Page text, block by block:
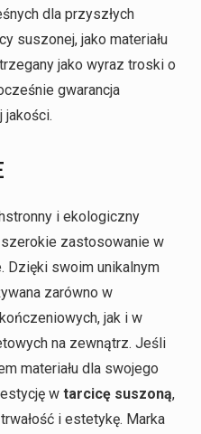
dla przyszłych
suszonej, jako materiału
jako wyraz troski o
gwarancja
jakości.
i ekologiczny
szerokie zastosowanie w
Dzięki swoim unikalnym
zarówno w
jak i w
na zewnątrz. Jeśli
materiału dla swojego
w tarcicę suszoną,
i estetykę. Marka